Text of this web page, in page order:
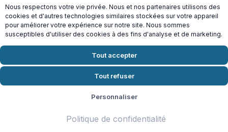
Crédit d'impôt 50% | Disponible Mercredi
Connectez-vous aussi à nos
autres services
Nous respectons votre vie privée. Nous et nos partenaires utilisons des
cookies et d'autres technologies similaires stockées sur votre appareil
pour améliorer votre expérience sur notre site. Nous sommes
susceptibles d'utiliser des cookies à des fins d'analyse et de marketing.
Tout accepter
Tout refuser
Personnaliser
Politique de confidentialité